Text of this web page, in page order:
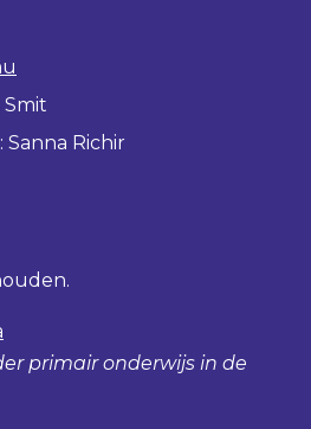
Richir
primair onderwijs in de